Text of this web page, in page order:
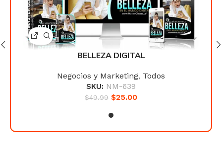
BELLEZA DIGITAL
Negocios y Marketing, Todos
SKU: NM-639
$49.99 $25.00